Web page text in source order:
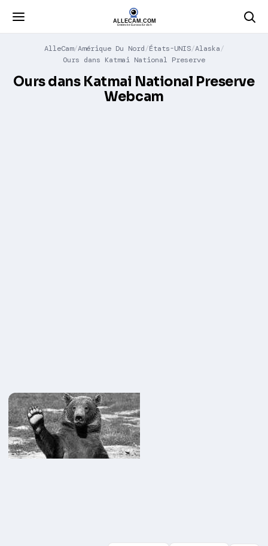
AlleCam Amérique Du Nord États-UNIS Alaska
Ours dans Katmai National Preserve
Ours dans Katmai National Preserve
Webcam